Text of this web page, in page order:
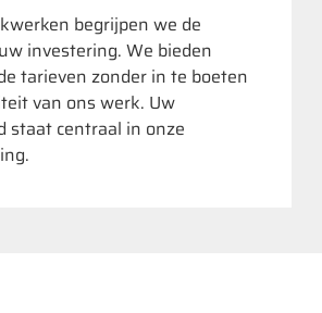
begrijpen we de
investering. We bieden
tarieven zonder in te boeten
van ons werk. Uw
staat centraal in onze